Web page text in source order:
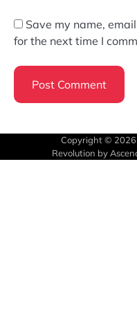
Save my name,
for the next time I
Copyright © 2026
Revolution by